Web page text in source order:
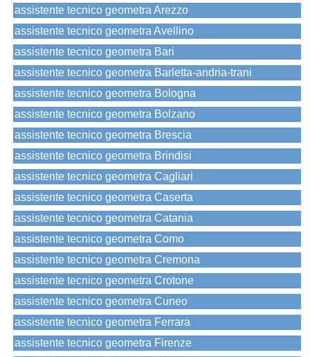
assistente tecnico geometra Arezzo
assistente tecnico geometra Avellino
assistente tecnico geometra Bari
assistente tecnico geometra Barletta-andria-trani
assistente tecnico geometra Bologna
assistente tecnico geometra Bolzano
assistente tecnico geometra Brescia
assistente tecnico geometra Brindisi
assistente tecnico geometra Cagliari
assistente tecnico geometra Caserta
assistente tecnico geometra Catania
assistente tecnico geometra Como
assistente tecnico geometra Cremona
assistente tecnico geometra Crotone
assistente tecnico geometra Cuneo
assistente tecnico geometra Ferrara
assistente tecnico geometra Firenze